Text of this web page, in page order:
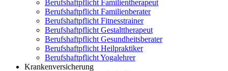
Berufshaftpflicht Familientherapeut
Berufshaftpflicht Familienberater
Berufshaftpflicht Fitnesstrainer
Berufshaftpflicht Gestalttherapeut
Berufshaftpflicht Gesundheitsberater
Berufshaftpflicht Heilpraktiker
Berufshaftpflicht Yogalehrer
Krankenversicherung